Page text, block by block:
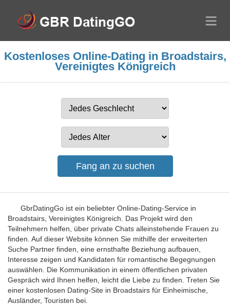
Kostenloses Online-Dating in Broadstairs,
Vereinigtes Königreich
GbrDatingGo ist ein beliebter Online-Dating-Service in
Broadstairs, Vereinigtes Königreich. Das Projekt wird den
Teilnehmern helfen, über private Chats alleinstehende Frauen zu
finden. Auf dieser Website können Sie mithilfe der erweiterten
Suche Partner finden, eine ernsthafte Beziehung aufbauen,
Interesse zeigen und Kandidaten für romantische Begegnungen
auswählen. Die Kommunikation in einem öffentlichen privaten
Gespräch wird Ihnen helfen, leicht die Liebe zu finden. Treten Sie
einer kostenlosen Dating-Site in Broadstairs für Einheimische,
Ausländer, Touristen bei.